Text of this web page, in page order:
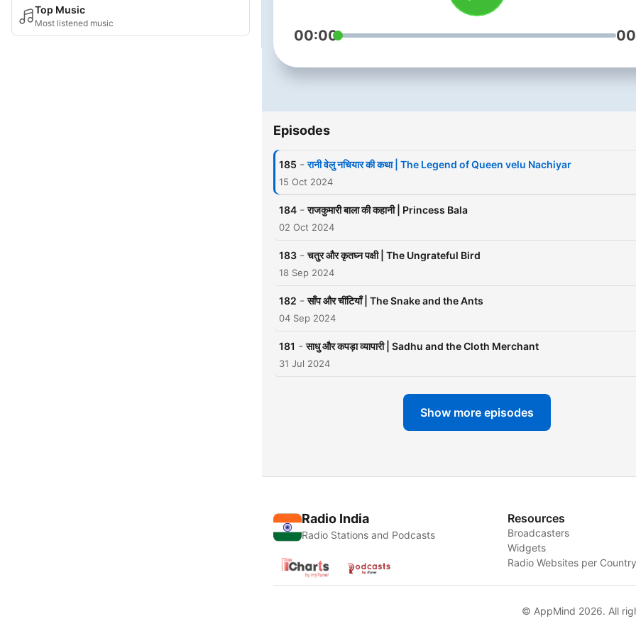
Top Music
Most listened music
00:00
Episodes
185 - रानी वेलु नचियार की कथा | The Legend of Queen velu Nachiyar
15 Oct 2024
184 - राजकुमारी बाला की कहानी | Princess Bala
02 Oct 2024
183 - चतुर और कृतघ्न पक्षी | The Ungrateful Bird
18 Sep 2024
182 - साँप और चींटियाँ | The Snake and the Ants
04 Sep 2024
181 - साधु और कपड़ा व्यापारी | Sadhu and the Cloth Merchant
31 Jul 2024
Show more episodes
Radio India
Radio Stations and Podcasts
Resources
Broadcasters
Widgets
Radio Websites per
© AppMind 2026. All